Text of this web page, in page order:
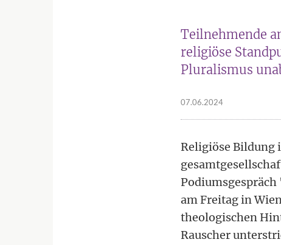
Teilnehmende
religiöse
Pluralismus
07.06.2024
Religiöse Bildung
am Freitag in
theologischen
Rauscher